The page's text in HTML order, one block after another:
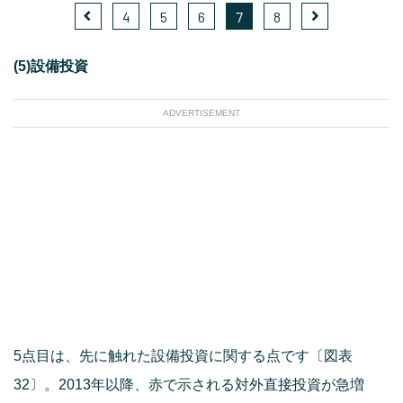
4 5 6 7 8
(5)設備投資
ADVERTISEMENT
5点目は、先に触れた設備投資に関する点です〔図表
32〕。2013年以降、赤で示される対外直接投資が急増